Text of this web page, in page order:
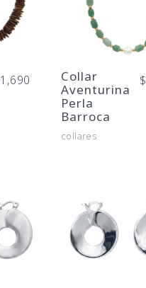
1,690
Collar
Aventurina
Perla
Barroca
$
collares